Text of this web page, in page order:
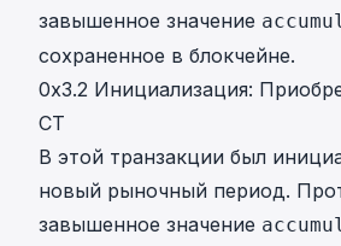
завышенное значение
сохраненное в блокчейне.
0x3.2 Инициализация:
CT
В этой транзакции был
новый рыночный период.
завышенное значение